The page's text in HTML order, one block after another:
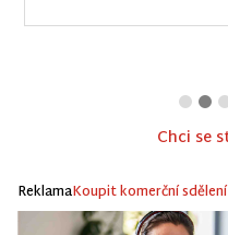
Chci se
ReklamaKoupit komerční sdělení